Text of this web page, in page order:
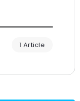
1 Article